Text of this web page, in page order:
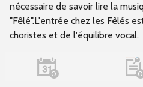
nécessaire de savoir lire la
"Fêlé".L'entrée chez les Fêlés
choristes et de l'équilibre vocal.
0 0